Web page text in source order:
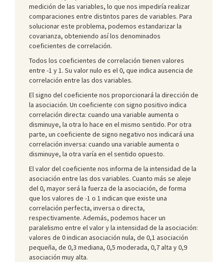
medición de las variables, lo que nos impediría realizar
comparaciones entre distintos pares de variables. Para
solucionar este problema, podemos estandarizar la
covarianza, obteniendo así los denominados
coeficientes de correlación.
Todos los coeficientes de correlación tienen valores
entre -1 y 1. Su valor nulo es el 0, que indica ausencia de
correlación entre las dos variables.
El signo del coeficiente nos proporcionará la dirección de
la asociación. Un coeficiente con signo positivo indica
correlación directa: cuando una variable aumenta o
disminuye, la otra lo hace en el mismo sentido. Por otra
parte, un coeficiente de signo negativo nos indicará una
correlación inversa: cuando una variable aumenta o
disminuye, la otra varía en el sentido opuesto.
El valor del coeficiente nos informa de la intensidad de la
asociación entre las dos variables. Cuanto más se aleje
del 0, mayor será la fuerza de la asociación, de forma
que los valores de -1 o 1 indican que existe una
correlación perfecta, inversa o directa,
respectivamente. Además, podemos hacer un
paralelismo entre el valor y la intensidad de la asociación:
valores de 0 indican asociación nula, de 0,1 asociación
pequeña, de 0,3 mediana, 0,5 moderada, 0,7 alta y 0,9
asociación muy alta.